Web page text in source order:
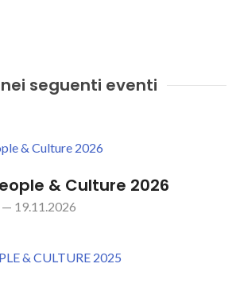
seguenti eventi
& Culture 2026
19.11.2026